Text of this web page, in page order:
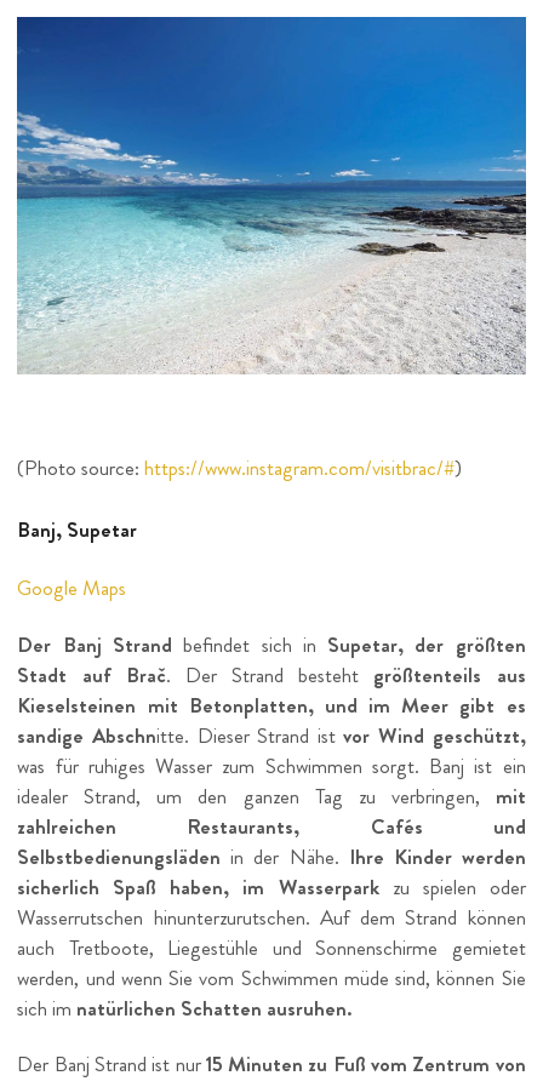
(Photo source:https://www.instagram.com/visitbrac/#)
Banj, Supetar
Google Maps
Der Banj Strandbefindet sich in Supetar, der größten
Stadt auf Brač. Der Strand besteht größtenteils aus
Kieselsteinen mit Betonplatten, und im Meer gibt es
sandige Abschnitte. Dieser Strand istvor Wind geschützt,
was für ruhiges Wasser zum Schwimmen sorgt. Banj ist ein
idealer Strand, um den ganzen Tag zu verbringen, mit
zahlreichen Restaurants, Cafés und
Selbstbedienungsläden in der Nähe. Ihre Kinder werden
sicherlich Spaß haben, im Wasserpark zu spielen oder
Wasserrutschen hinunterzurutschen. Auf dem Strand können
auch Tretboote, Liegestühle und Sonnenschirme gemietet
werden, und wenn Sie vom Schwimmen müde sind, können Sie
sich im natürlichen Schatten ausruhen.
Der Banj Strand ist nur15 Minuten zu Fuß vom Zentrum von